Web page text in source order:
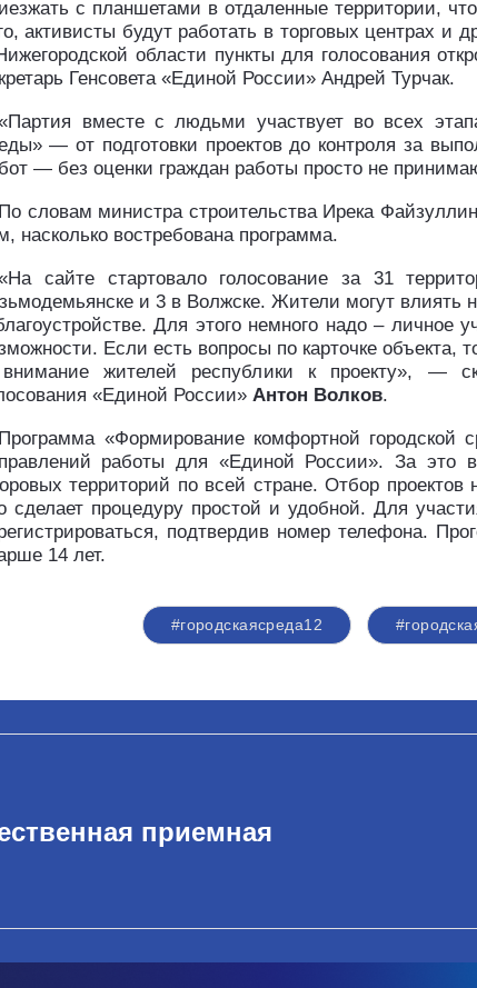
с планшетами в отдаленные территории,
активисты будут работать в торговых центрах и
области пункты для голосования
Генсовета «Единой России» Андрей Турчак.
вместе с людьми участвует во всех
— от подготовки проектов до контроля за
— без оценки граждан работы просто не
По словам министра строительства Ирека
насколько востребована программа.
сайте стартовало голосование за 31
и 3 в Волжске. Жители могут влиять
Для этого немного надо – личное
Если есть вопросы по карточке объекта,
жителей республики к проекту», —
«Единой России» Антон Волков.
Программа «Формирование комфортной городской
работы для «Единой России». За это
территорий по всей стране. Отбор
сделает процедуру простой и удобной. Для
подтвердив номер телефона.
14 лет.
#городскаясреда12
приемная